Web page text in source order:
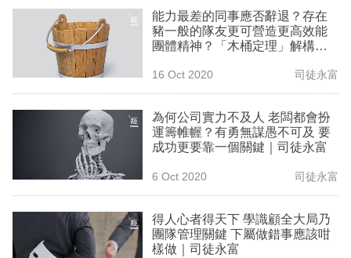
時
事
專
訂
閱
專
能力最差的同事應否辭退？存在
豬一般的隊友更可營造更高效能
團體精神？「木桶定理」解構企
16 Oct 2020 司徒永富
為何公司實力不及人 老闆都會扮
運籌帷幄？有勇無謀愚不可及 要
成功更要靠一個關鍵｜司徒永富
6 Oct 2020 司徒永富
得人心者得天下 學識顧全大局乃
團隊管理關鍵 下屬做錯事應該咁
樣做｜司徒永富